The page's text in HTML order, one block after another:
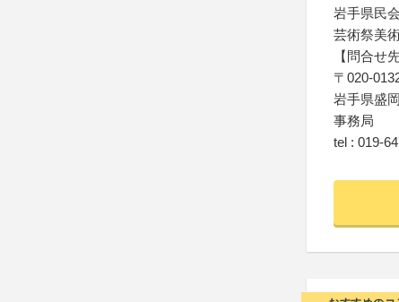
岩手県民
芸術祭美
【問合せ先
〒020-
岩手県盛
事務局
tel : 019-